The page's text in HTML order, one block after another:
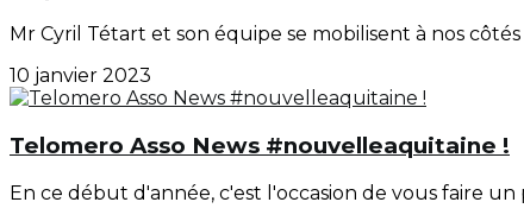
Mr Cyril Tétart et son équipe se mobilisent à nos
10 janvier 2023
Telomero Asso News #nouvelleaquitaine !
En ce début d'année, c'est l'occasion de vous faire